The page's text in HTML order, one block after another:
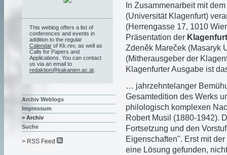
In Zusammenarbeit mit dem
(Universität Klagenfurt)
(Herrengasse 17, 1010
Präsentation der
Zdeněk Mareček (Masaryk
(Mitherausgeber der
Klagenfurter Ausgabe ist
… jahrzehntelanger
Gesamtedition des Werks
philologisch komplexen
Robert Musil (1880-1942).
Fortsetzung und den
Eigenschaften". Erst mit
eine Lösung gefunden,
This weblog offers a list of
conferences and events in
addition to the regular
Calendar of Kk.rev, as well as
Calls for Papers and
Applications. You can contact
us via an email to
redaktion@kakanien.ac.at
Archiv Weblogs
Impressum
> Archiv
Suche
> RSS Feed